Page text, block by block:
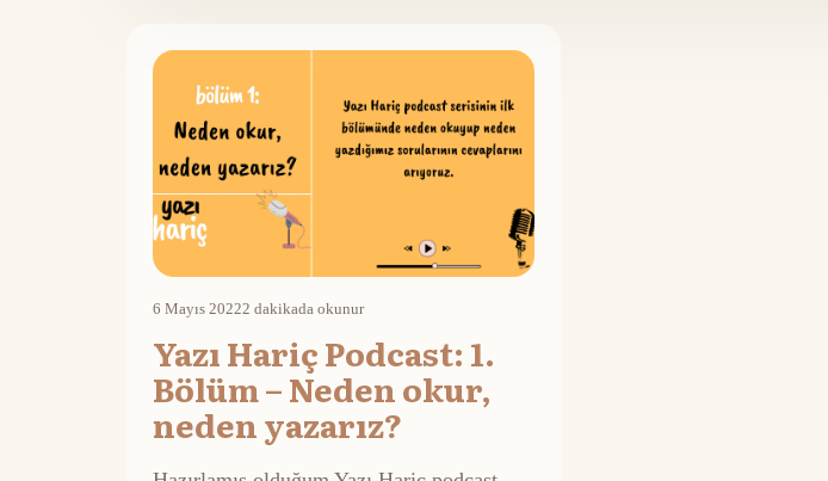
6 Mayıs 20222 dakikada okunur
Yazı Hariç Podcast: 1.
Bölüm – Neden okur,
neden yazarız?